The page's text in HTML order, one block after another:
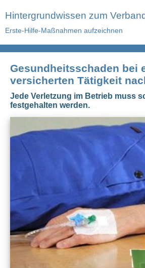
Hintergrundwissen zum
Erste-Hilfe-Maßnahmen aufzeichnen
Gesundheitsschaden bei
versicherten Tätigkeit
Jede Verletzung im Betrieb muss
festgehalten werden.